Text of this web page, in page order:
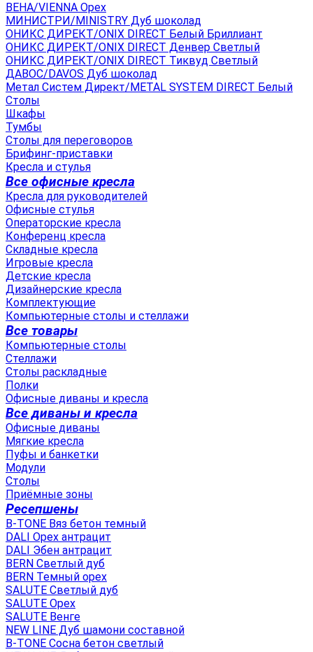
ВЕНА/VIENNA Орех
МИНИСТРИ/MINISTRY Дуб шоколад
ОНИКС ДИРЕКТ/ONIX DIRECT Белый Бриллиант
ОНИКС ДИРЕКТ/ONIX DIRECT Денвер Светлый
ОНИКС ДИРЕКТ/ONIX DIRECT Тиквуд Светлый
ДАВОС/DAVOS Дуб шоколад
Метал Систем Директ/METAL SYSTEM DIRECT Белый
Столы
Шкафы
Тумбы
Столы для переговоров
Брифинг-приставки
Кресла и стулья
Все офисные кресла
Кресла для руководителей
Офисные стулья
Операторские кресла
Конференц кресла
Складные кресла
Игровые кресла
Детские кресла
Дизайнерские кресла
Комплектующие
Компьютерные столы и стеллажи
Все товары
Компьютерные столы
Стеллажи
Столы раскладные
Полки
Офисные диваны и кресла
Все диваны и кресла
Офисные диваны
Мягкие кресла
Пуфы и банкетки
Модули
Столы
Приёмные зоны
Ресепшены
B-TONE Вяз бетон темный
DALI Орех антрацит
DALI Эбен антрацит
BERN Светлый дуб
BERN Темный орех
SALUTE Светлый дуб
SALUTE Орех
SALUTE Венге
NEW LINE Дуб шамони составной
B-TONE Сосна бетон светлый